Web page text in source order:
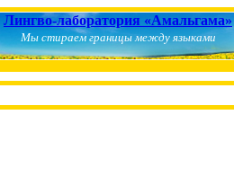
Лингво-лаборатория «Амальгама»
Мы стираем границы между языками